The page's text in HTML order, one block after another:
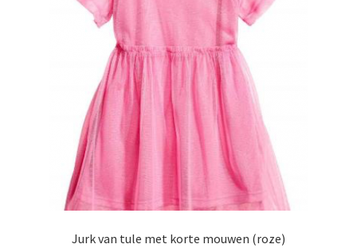
Jurk van tule met korte mouwen (roze)